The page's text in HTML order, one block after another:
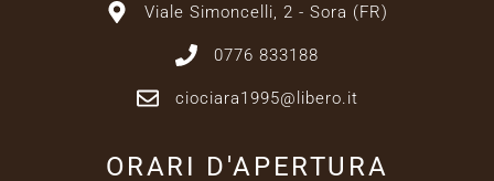
Viale Simoncelli, 2 - Sora (FR)
0776 833188
ciociara1995@libero.it
ORARI D'APERTURA